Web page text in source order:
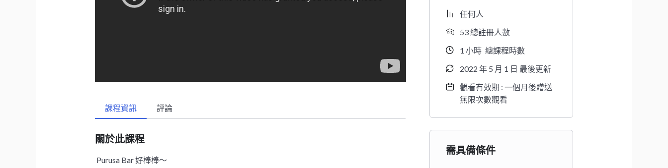
課程資訊 評論
關於此課程
Purusa Bar 好棒棒～
任何人
53 總註冊人數
1 小時 總課程時數
2022 年 5 月 1 日 最後更新
觀看有效期 : 一個月後贈送
無限次數觀看
需具備條件